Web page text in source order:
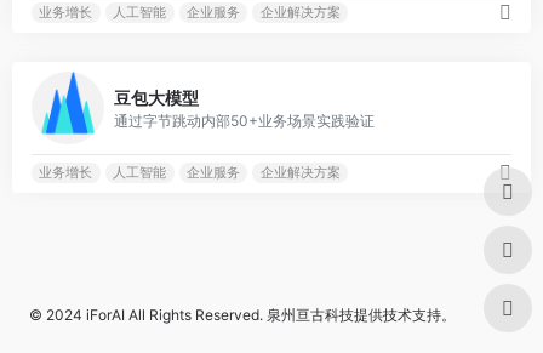
业务增长 人工智能 企业服务 企业解决方案
豆包大模型
通过字节跳动内部50+业务场景实践验证
业务增长 人工智能 企业服务 企业解决方案
© 2024 iForAI All Rights Reserved. 泉州亘古科技提供技术支持。